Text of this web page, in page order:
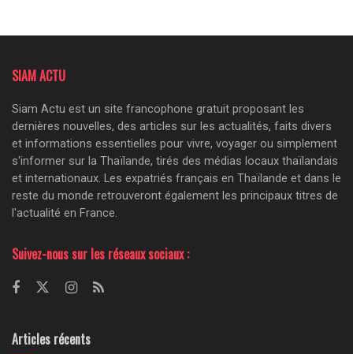
SIAM ACTU
Siam Actu est un site francophone gratuit proposant les
dernières nouvelles, des articles sur les actualités, faits divers
et informations essentielles pour vivre, voyager ou simplement
s'informer sur la Thaïlande, tirés des médias locaux thaïlandais
et internationaux. Les expatriés français en Thaïlande et dans le
reste du monde retrouveront également les principaux titres de
l'actualité en France.
Suivez-nous sur les réseaux sociaux :
Articles récents